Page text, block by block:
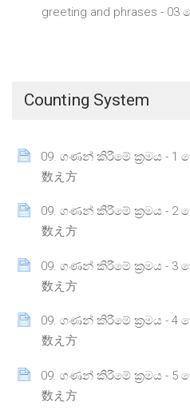
greeting and phrases -
Counting System
09. ගණන් කිරීමේ ක්‍රමය - 1
数え方
Page
09. ගණන් කිරීමේ ක්‍රමය - 2
数え方
Page
09. ගණන් කිරීමේ ක්‍රමය - 3
数え方
Page
09. ගණන් කිරීමේ ක්‍රමය - 4
数え方
Page
09. ගණන් කිරීමේ ක්‍රමය - 5
数え方
Page